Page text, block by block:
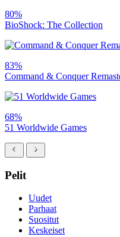
80%
BioShock: The Collection
83%
Command & Conquer
68%
51 Worldwide Games
Pelit
Uudet
Parhaat
Suositut
Keskeiset